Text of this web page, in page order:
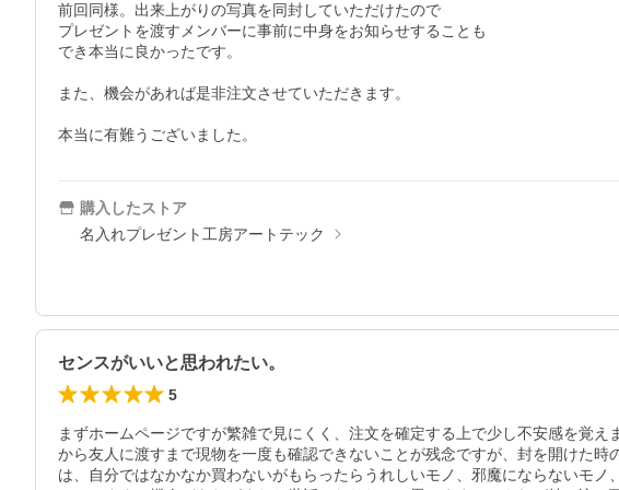
前回同様。出来上がりの写真を同封していただけたので
プレゼントを渡すメンバーに事前に中身をお知らせすることも
でき本当に良かったです。
また、機会があれば是非注文させていただきます。
本当に有難うございました。
購入したストア
名入れプレゼント工房アートテック
センスがいいと思われたい。
5
まずホームページですが繁雑で見にくく、注文を確定する上で少し不安感を覚
から友人に渡すまで現物を一度も確認できないことが残念ですが、封を開けた
は、自分ではなかなか買わないがもらったらうれしいモノ、邪魔にならないモ